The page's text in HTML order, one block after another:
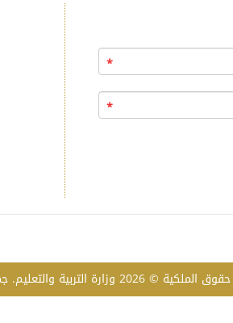
*
*
حقوق الملكية © 2026 وزارة التربية والتعليم. جميع الحقوق محفوظة